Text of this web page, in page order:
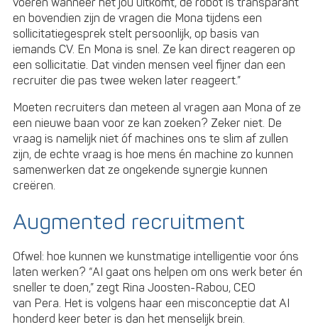
en bovendien zijn de vragen die Mona tijdens een
sollicitatiegesprek stelt persoonlijk, op basis van
iemands CV. En Mona is snel. Ze kan direct reageren op
een sollicitatie. Dat vinden mensen veel fijner dan een
recruiter die pas twee weken later reageert.”
Moeten recruiters dan meteen al vragen aan Mona of ze
een nieuwe baan voor ze kan zoeken? Zeker niet. De
vraag is namelijk niet óf machines ons te slim af zullen
zijn, de echte vraag is hoe mens én machine zo kunnen
samenwerken dat ze ongekende synergie kunnen
creëren.
Augmented recruitment
Ofwel: hoe kunnen we kunstmatige intelligentie voor óns
laten werken? “AI gaat ons helpen om ons werk beter én
sneller te doen,” zegt Rina Joosten-Rabou, CEO
van Pera. Het is volgens haar een misconceptie dat AI
honderd keer beter is dan het menselijk brein.